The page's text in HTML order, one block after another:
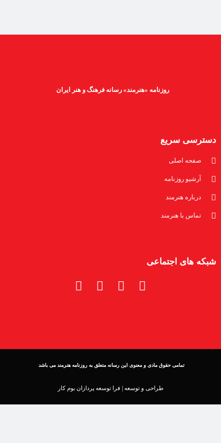
روزنامه «هنرمند» رسانه فرهنگ و هنر ایران
دسترسی سریع
صفحه اصلی
آرشیو روزنامه
درباره هنرمند
تماس با هنرمند
شبکه های اجتماعی
تمامی حقوق مادی و معنوی این رسانه متعلق به روزنامه هنرمند می باشد
طراحی و توسعه | فرا توسعه پردازان بوم کار